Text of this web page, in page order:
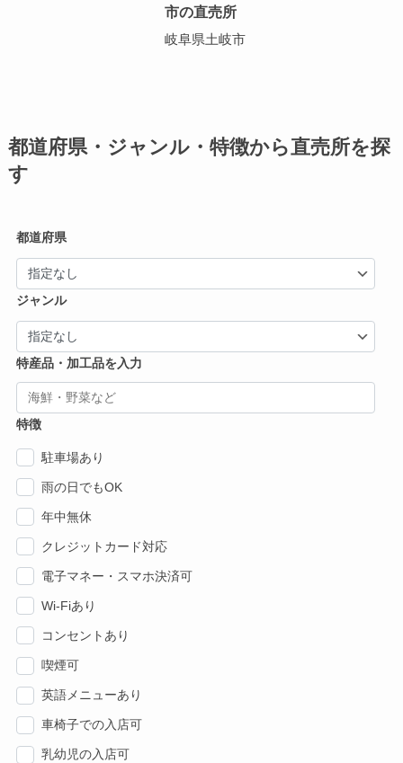
市の直売所
岐阜県土岐市
都道府県・ジャンル・特徴から直売所を探
す
都道府県
ジャンル
特産品・加工品を入力
特徴
駐車場あり
雨の日でもOK
年中無休
クレジットカード対応
電子マネー・スマホ決済可
Wi-Fiあり
コンセントあり
喫煙可
英語メニューあり
車椅子での入店可
乳幼児の入店可